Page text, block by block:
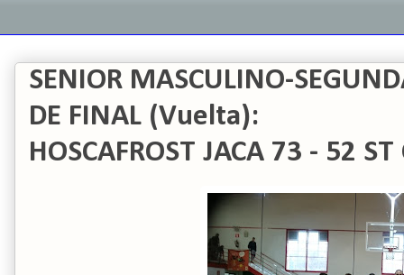
SENIOR MASCULINO-
DE FINAL (Vuelta):
HOSCAFROST JACA 73 - 52